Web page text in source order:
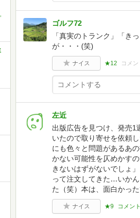
ゴルフ72
「真実のトランク」「き
が・・・(笑)
ナイス ★12 コメン
左近
出版広告を見つけ、発売1
いたので取り寄せを依頼
にも色々と問題があるあ
かない可能性を仄めかす
きないはずがないでしょ
って注文してきた…いか
た（笑）本は、面白かった
ナイス ★9 コメン